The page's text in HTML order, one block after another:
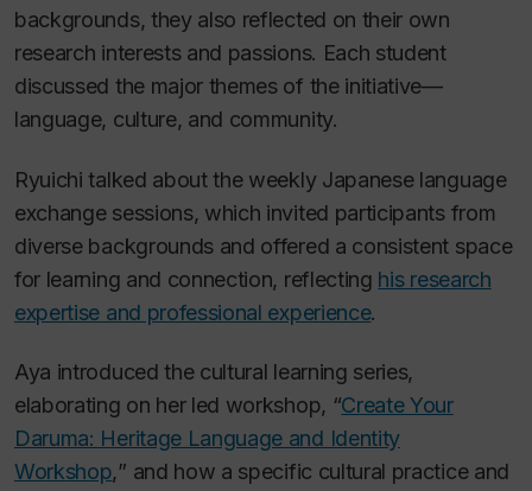
backgrounds, they also reflected on their own
research interests and passions. Each student
discussed the major themes of the initiative—
language, culture, and community.
Ryuichi talked about the weekly Japanese language
exchange sessions, which invited participants from
diverse backgrounds and offered a consistent space
for learning and connection, reflecting his research
expertise and professional experience.
Aya introduced the cultural learning series,
elaborating on her led workshop, “Create Your
Daruma: Heritage Language and Identity
Workshop,” and how a specific cultural practice and